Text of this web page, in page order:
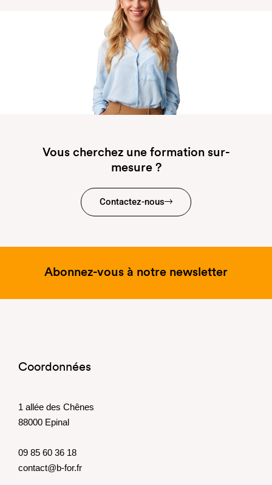
Vous cherchez une formation sur-
mesure ?
Contactez-nous
Abonnez-vous à notre newsletter
Coordonnées
1 allée des Chênes
88000 Epinal
09 85 60 36 18
contact@b-for.fr